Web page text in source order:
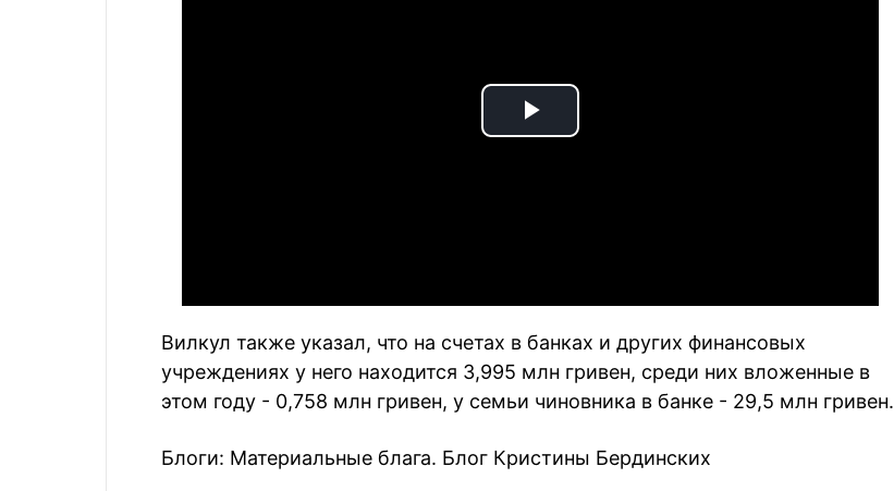
Play
Вилкул также указал, что на счетах в банках и других финансовых
учреждениях у него находится 3,995 млн гривен, среди них вложенные в
этом году - 0,758 млн гривен, у семьи чиновника в банке - 29,5 млн гривен.
Блоги: Материальные блага. Блог Кристины Бердинских